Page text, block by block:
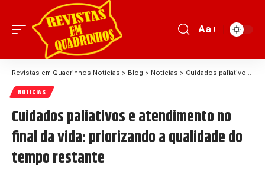
Aa
Revistas em Quadrinhos Notícias > Blog > Noticias > Cuidados paliativos e atendimento no final da vida: priorizando a qualidade do tempo restante
NOTICIAS
Cuidados paliativos e atendimento no
final da vida: priorizando a qualidade do
tempo restante